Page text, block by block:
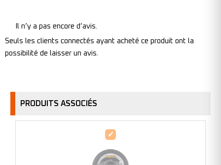
Il n’y a pas encore d’avis.
Seuls les clients connectés ayant acheté ce produit ont la
possibilité de laisser un avis.
PRODUITS ASSOCIÉS
Meule
ébarber